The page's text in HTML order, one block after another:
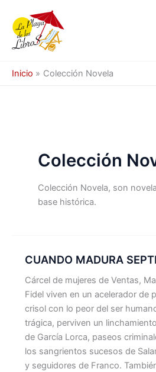
contenido
Inicio Colección Novela
Colección
Colección Novela, son
base histórica.
CUANDO MADURA
Cárcel de mujeres de Ventas,
Fidel viven en un acelerador de
crisol con lo peor del ser
trágica, perviven un
de García Lorca, paseos
los sangrientos sucesos de
y seguidores de Franco.